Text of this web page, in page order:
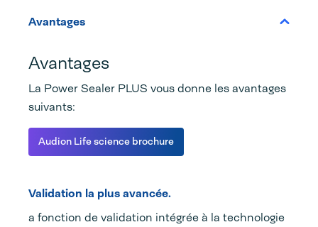
Avantages
Avantages
La Power Sealer PLUS vous donne les avantages
suivants:
Audion Life science brochure
Validation la plus avancée.
a fonction de validation intégrée à la technologie